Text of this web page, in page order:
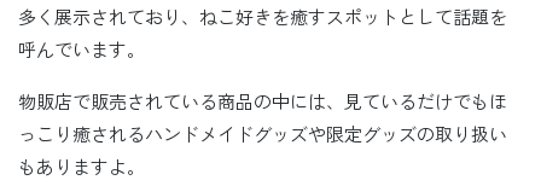
多く展示されており、ねこ好きを癒すスポットとして話題を
呼んでいます。
物販店で販売されている商品の中には、見ているだけでもほ
っこり癒されるハンドメイドグッズや限定グッズの取り扱い
もありますよ。